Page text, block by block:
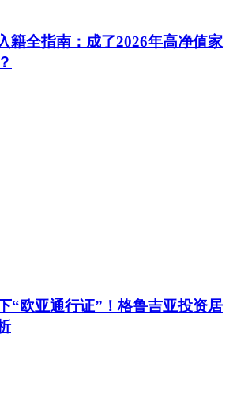
籍全指南：成了2026年高净值家
“欧亚通行证”！格鲁吉亚投资居